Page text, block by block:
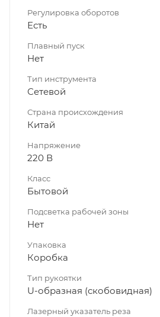
Регулировка оборотов
Есть
Плавный пуск
Нет
Тип инструмента
Сетевой
Страна происхождения
Китай
Напряжение
220 В
Класс
Бытовой
Подсветка рабочей зоны
Нет
Упаковка
Коробка
Тип рукоятки
U-образная (скобовидная)
Лазерный указатель реза